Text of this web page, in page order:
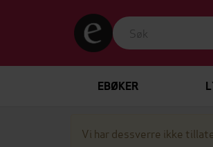
EBØKER
Vi har dessverre ikke